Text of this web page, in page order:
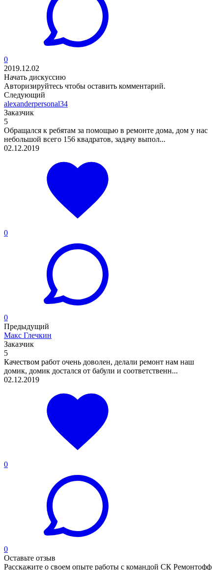
0
2019.12.02
Начать дискуссию
Авторизируйтесь чтобы оставить комментарий.
Следующий
alexanderpersonal34
Заказчик
5
Обращался к ребятам за помощью в ремонте дома, дом у нас
небольшой всего 156 квадратов, задачу выпол...
02.12.2019
0
0
Предыдущий
Макс Глечкин
Заказчик
5
Качеством работ очень доволен, делали ремонт нам наш
домик, домик достался от бабули и соответственн...
02.12.2019
0
0
Оставьте отзыв
Расскажите о своем опыте работы с командой СК Ремонтофф